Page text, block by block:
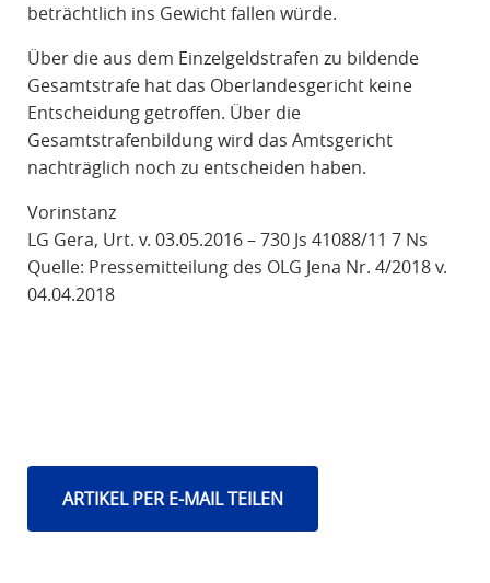
beträchtlich ins Gewicht fallen würde.
Über die aus dem Einzelgeldstrafen zu bildende
Gesamtstrafe hat das Oberlandesgericht keine
Entscheidung getroffen. Über die
Gesamtstrafenbildung wird das Amtsgericht
nachträglich noch zu entscheiden haben.
Vorinstanz
LG Gera, Urt. v. 03.05.2016 – 730 Js 41088/11 7 Ns
Quelle: Pressemitteilung des OLG Jena Nr. 4/2018 v.
04.04.2018
ARTIKEL PER E-MAIL TEILEN